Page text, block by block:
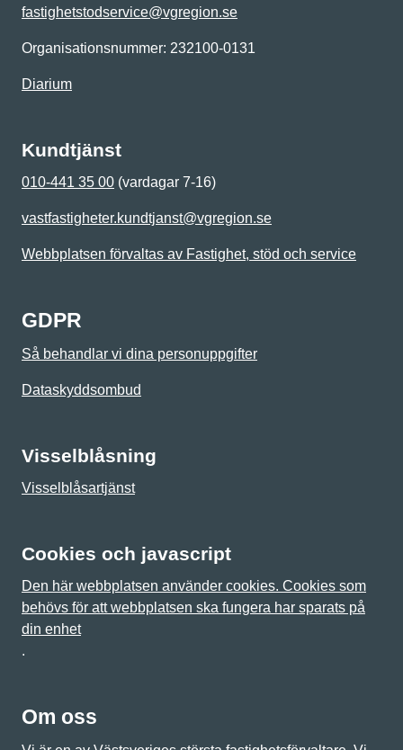
fastighetstodservice@vgregion.se
Organisationsnummer: 232100-0131
Diarium
Kundtjänst
010-441 35 00 (vardagar 7-16)
vastfastigheter.kundtjanst@vgregion.se
Webbplatsen förvaltas av Fastighet, stöd och service
GDPR
Så behandlar vi dina personuppgifter
Dataskyddsombud
Visselblåsning
Visselblåsartjänst
Cookies och javascript
Den här webbplatsen använder cookies. Cookies som
behövs för att webbplatsen ska fungera har sparats på
din enhet
.
Om oss